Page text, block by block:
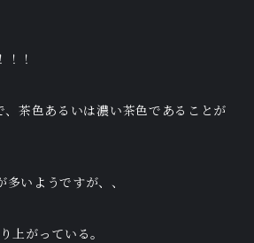
！！
、茶色あるいは濃い茶色であることが
いようですが、、
上がっている。